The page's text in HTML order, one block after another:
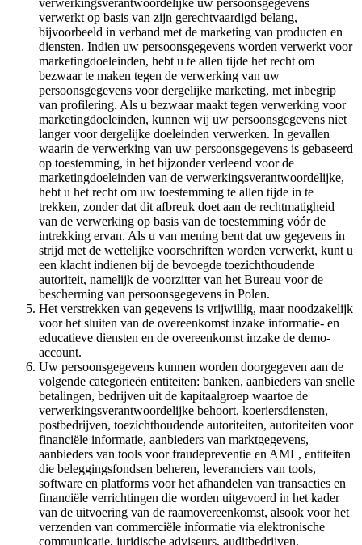
verwerkingsverantwoordelijke uw persoonsgegevens
verwerkt op basis van zijn gerechtvaardigd belang,
bijvoorbeeld in verband met de marketing van producten en
diensten. Indien uw persoonsgegevens worden verwerkt voor
marketingdoeleinden, hebt u te allen tijde het recht om
bezwaar te maken tegen de verwerking van uw
persoonsgegevens voor dergelijke marketing, met inbegrip
van profilering. Als u bezwaar maakt tegen verwerking voor
marketingdoeleinden, kunnen wij uw persoonsgegevens niet
langer voor dergelijke doeleinden verwerken. In gevallen
waarin de verwerking van uw persoonsgegevens is gebaseerd
op toestemming, in het bijzonder verleend voor de
marketingdoeleinden van de verwerkingsverantwoordelijke,
hebt u het recht om uw toestemming te allen tijde in te
trekken, zonder dat dit afbreuk doet aan de rechtmatigheid
van de verwerking op basis van de toestemming vóór de
intrekking ervan. Als u van mening bent dat uw gegevens in
strijd met de wettelijke voorschriften worden verwerkt, kunt u
een klacht indienen bij de bevoegde toezichthoudende
autoriteit, namelijk de voorzitter van het Bureau voor de
bescherming van persoonsgegevens in Polen.
Het verstrekken van gegevens is vrijwillig, maar noodzakelijk
voor het sluiten van de overeenkomst inzake informatie- en
educatieve diensten en de overeenkomst inzake de demo-
account.
Uw persoonsgegevens kunnen worden doorgegeven aan de
volgende categorieën entiteiten: banken, aanbieders van snelle
betalingen, bedrijven uit de kapitaalgroep waartoe de
verwerkingsverantwoordelijke behoort, koeriersdiensten,
postbedrijven, toezichthoudende autoriteiten, autoriteiten voor
financiële informatie, aanbieders van marktgegevens,
aanbieders van tools voor fraudepreventie en AML, entiteiten
die beleggingsfondsen beheren, leveranciers van tools,
software en platforms voor het afhandelen van transacties en
financiële verrichtingen die worden uitgevoerd in het kader
van de uitvoering van de raamovereenkomst, alsook voor het
verzenden van commerciële informatie via elektronische
communicatie, juridische adviseurs, auditbedrijven,